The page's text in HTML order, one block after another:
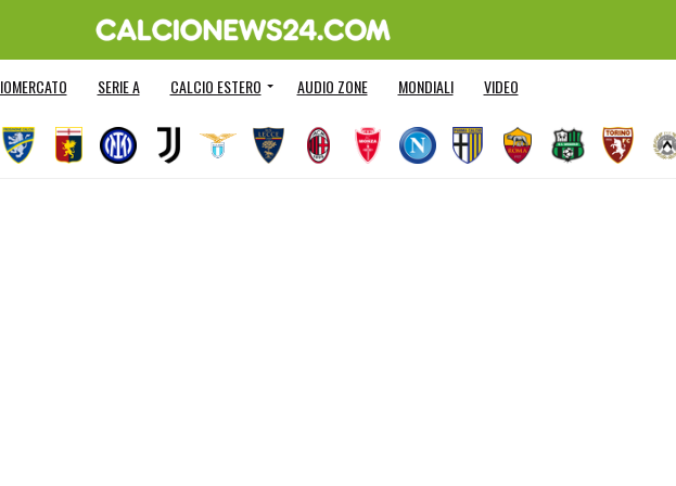
SERIE A CALCIO ESTERO AUDIO ZONE MONDIALI VIDEO